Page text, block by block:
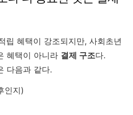
립 혜택이 강조되지만, 사회초년
혜택이 아니라 결제 구조다.
다음과 같다.
인지)